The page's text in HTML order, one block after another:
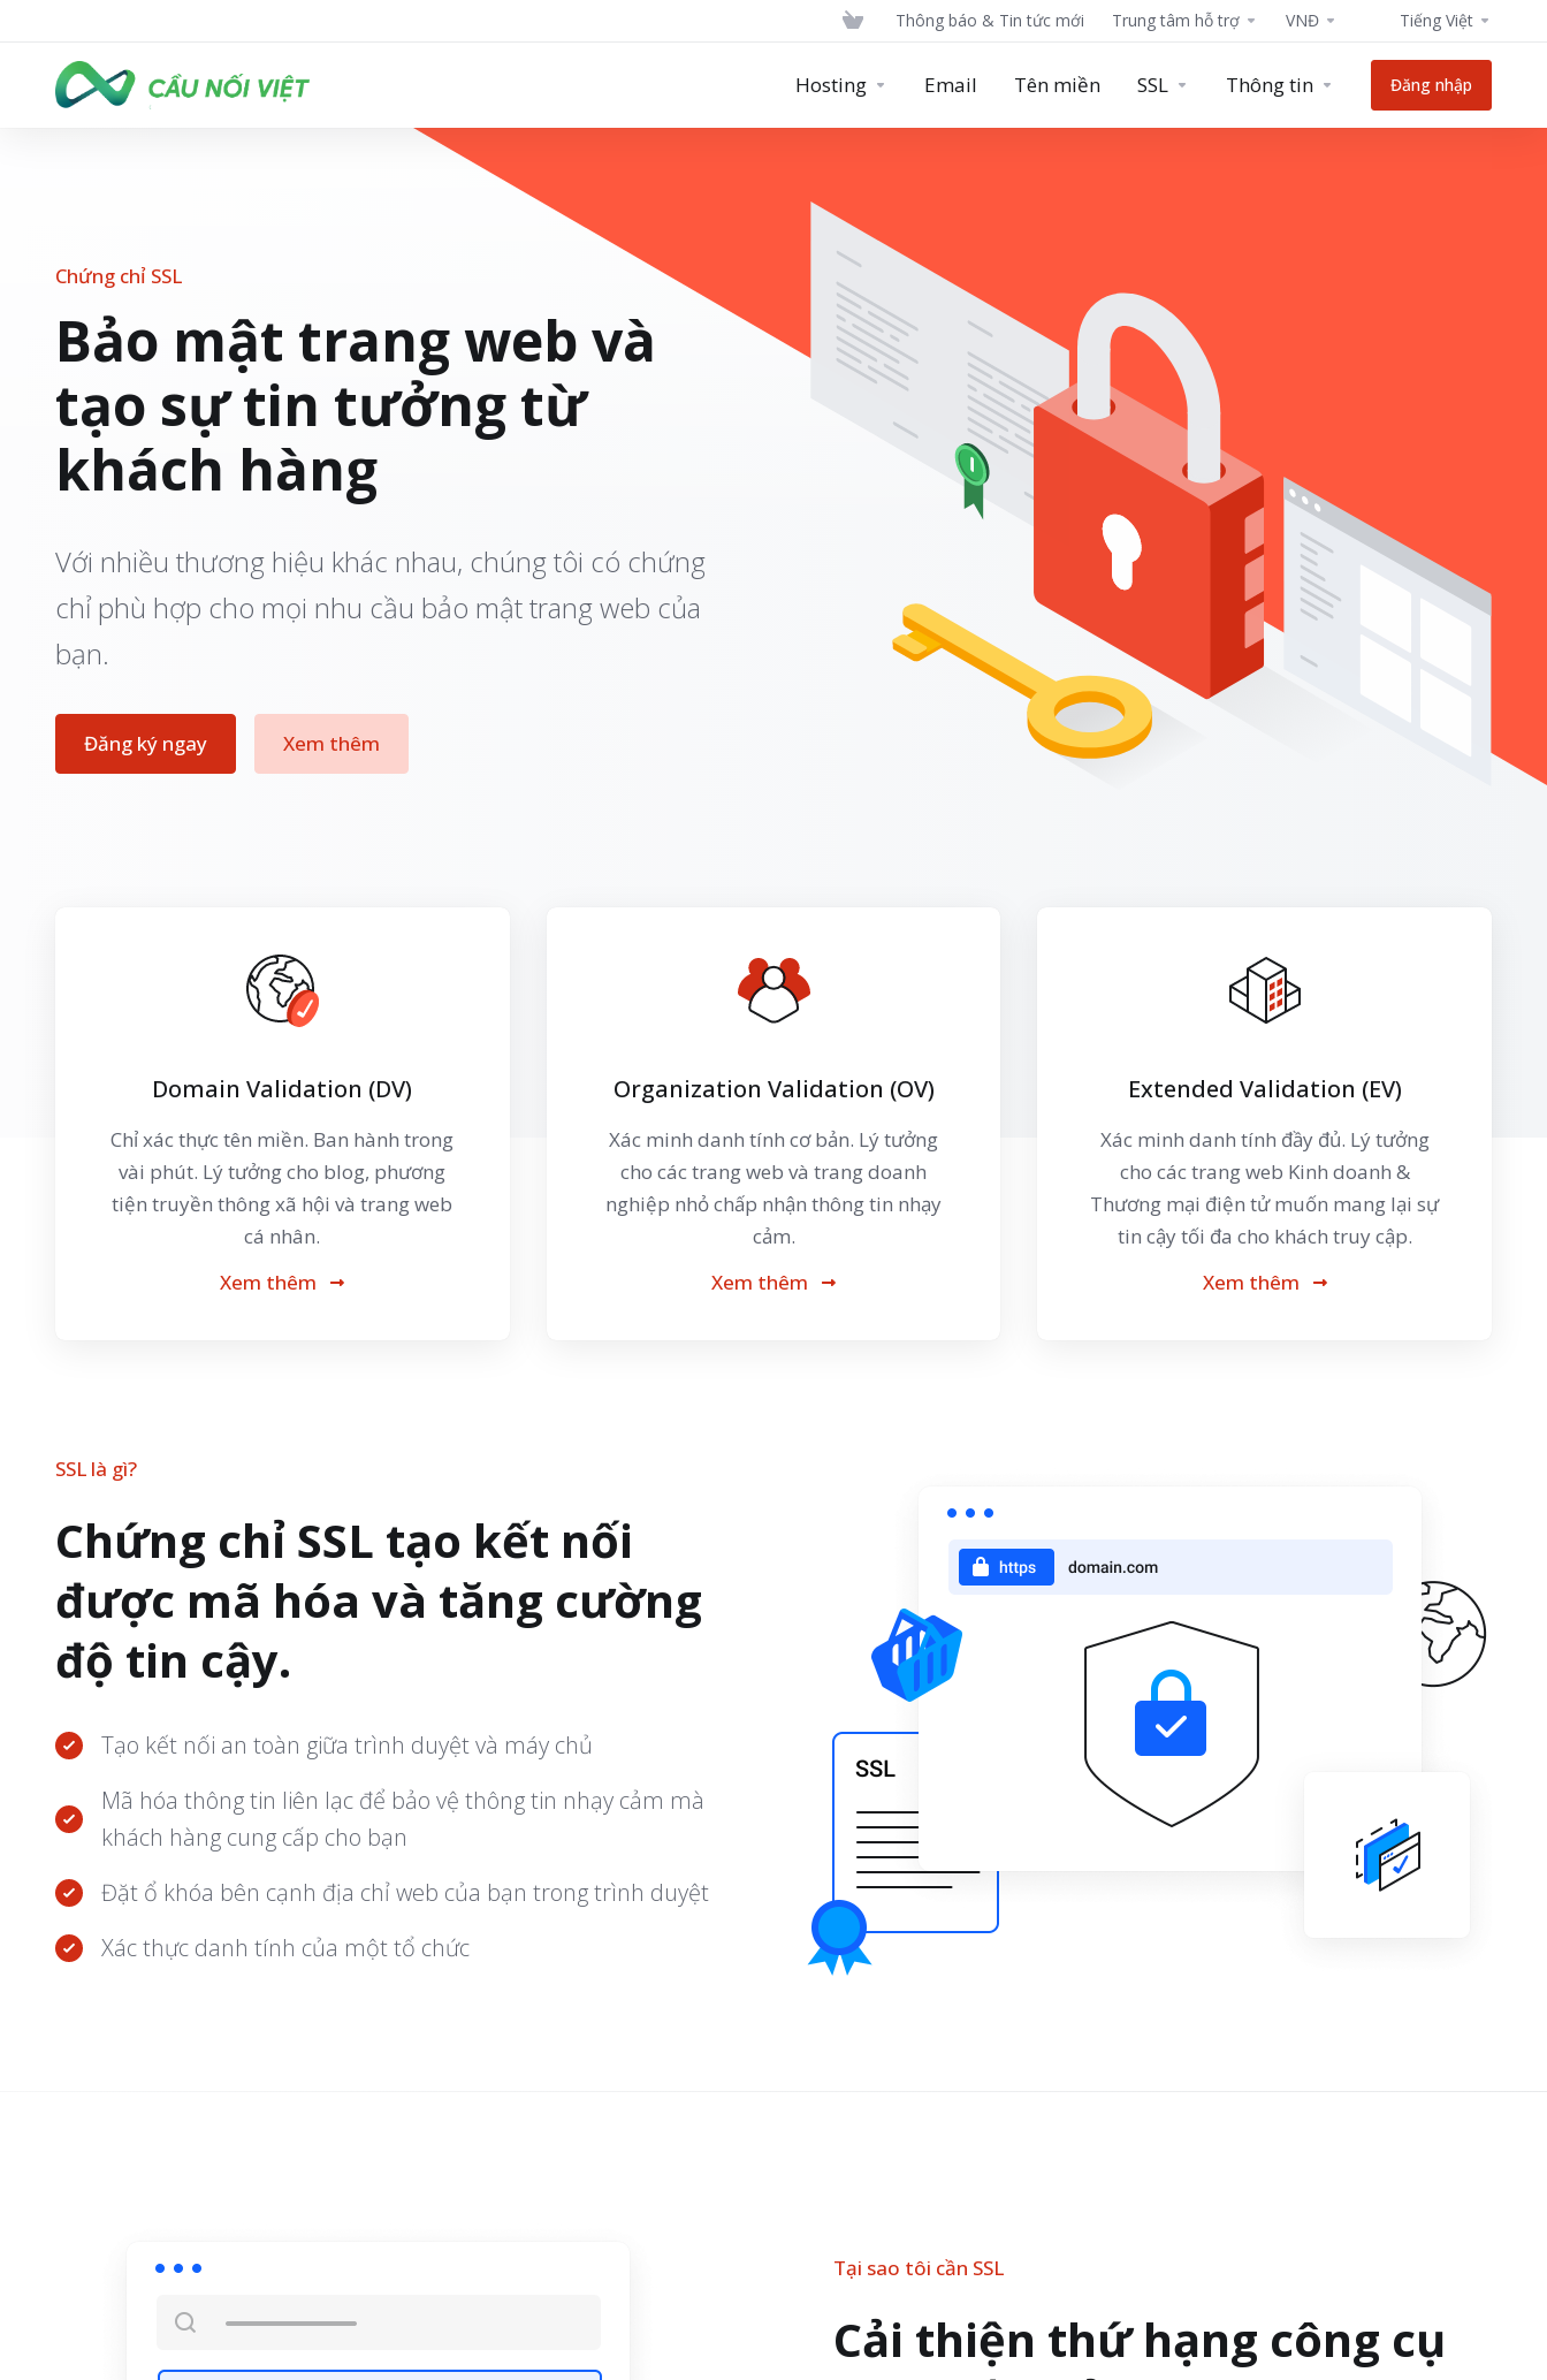
Thông báo & Tin tức mới Trung tâm hỗ trợ VNĐ Tiếng Việt
Hosting Email Tên miền SSL Thông tin Đăng nhập
Chứng chỉ SSL
Bảo mật trang web và
tạo sự tin tưởng từ
khách hàng
Với nhiều thương hiệu khác nhau, chúng tôi có chứng
chỉ phù hợp cho mọi nhu cầu bảo mật trang web của
bạn.
Đăng ký ngay Xem thêm
Domain Validation (DV)
Chỉ xác thực tên miền. Ban hành trong
vài phút. Lý tưởng cho blog, phương
tiện truyền thông xã hội và trang web
cá nhân.
Xem thêm
Organization Validation (OV)
Xác minh danh tính cơ bản. Lý tưởng
cho các trang web và trang doanh
nghiệp nhỏ chấp nhận thông tin nhạy
cảm.
Xem thêm
Extended Validation (EV)
Xác minh danh tính đầy đủ. Lý tưởng
cho các trang web Kinh doanh &
Thương mại điện tử muốn mang lại sự
tin cậy tối đa cho khách truy cập.
Xem thêm
SSL là gì?
Chứng chỉ SSL tạo kết nối
được mã hóa và tăng cường
độ tin cậy.
Tạo kết nối an toàn giữa trình duyệt và máy chủ
Mã hóa thông tin liên lạc để bảo vệ thông tin nhạy cảm mà
khách hàng cung cấp cho bạn
Đặt ổ khóa bên cạnh địa chỉ web của bạn trong trình duyệt
Xác thực danh tính của một tổ chức
Tại sao tôi cần SSL
Cải thiện thứ hạng công cụ